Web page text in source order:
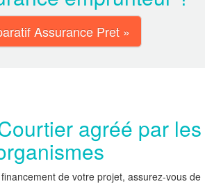
Assurance Pret »
agréé par les
de votre projet, assurez-vous de